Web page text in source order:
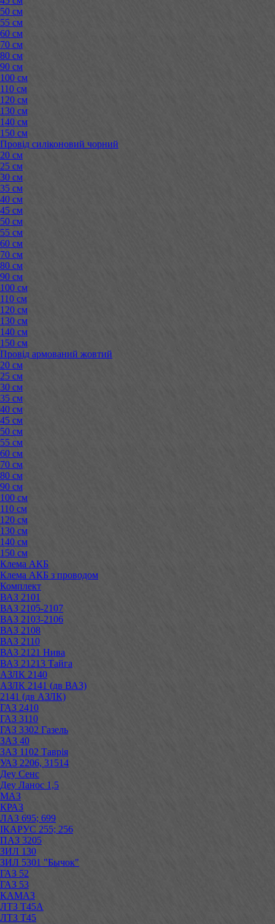
50 см
55 см
60 см
70 см
80 см
90 см
100 см
110 см
120 см
130 см
140 см
150 см
Провід силіконовий чорний
20 см
25 см
30 см
35 см
40 см
45 см
50 см
55 см
60 см
70 см
80 см
90 см
100 см
110 см
120 см
130 см
140 см
150 см
Провід армований жовтий
20 см
25 см
30 см
35 см
40 см
45 см
50 см
55 см
60 см
70 см
80 см
90 см
100 см
110 см
120 см
130 см
140 см
150 см
Клема АКБ
Клема АКБ з проводом
Комплект
ВАЗ 2101
ВАЗ 2105-2107
ВАЗ 2103-2106
ВАЗ 2108
ВАЗ 2110
ВАЗ 2121 Нива
ВАЗ 21213 Тайга
АЗЛК 2140
АЗЛК 2141 (дв ВАЗ)
2141 (дв АЗЛК)
ГАЗ 2410
ГАЗ 3110
ГАЗ 3302 Газель
ЗАЗ 40
ЗАЗ 1102 Таврія
УАЗ 2206, 31514
Деу Сенс
Деу Ланос 1,5
МАЗ
КРАЗ
ЛАЗ 695; 699
ІКАРУС 255; 256
ПАЗ 3205
ЗИЛ 130
ЗИЛ 5301 "Бычок"
ГАЗ 52
ГАЗ 53
КАМАЗ
ЛТЗ Т45А
ЛТЗ Т45